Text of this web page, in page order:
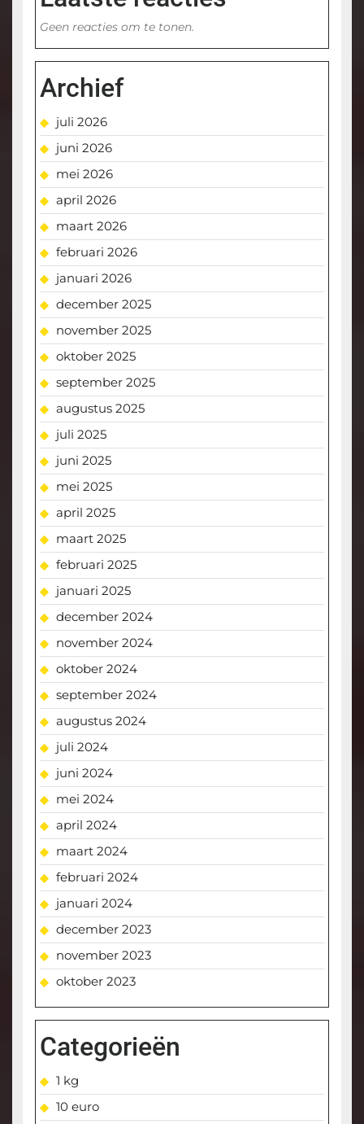
Geen reacties om te tonen.
Archief
juli 2026
juni 2026
mei 2026
april 2026
maart 2026
februari 2026
januari 2026
december 2025
november 2025
oktober 2025
september 2025
augustus 2025
juli 2025
juni 2025
mei 2025
april 2025
maart 2025
februari 2025
januari 2025
december 2024
november 2024
oktober 2024
september 2024
augustus 2024
juli 2024
juni 2024
mei 2024
april 2024
maart 2024
februari 2024
januari 2024
december 2023
november 2023
oktober 2023
Categorieën
1 kg
10 euro